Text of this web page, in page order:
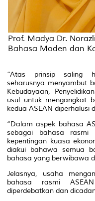
Prof. Madya Dr.
Bahasa Moden dan
“Atas prinsip saling
seharusnya menyambut
Kebudayaan,
usul untuk mengangkat
kedua ASEAN diperhalusi
“Dalam aspek bahasa
sebagai bahasa rasmi
kepentingan kuasa
diakui bahawa semua
bahasa yang berwibawa
Jelasnya, usaha
bahasa rasmi
diperdebatkan dan